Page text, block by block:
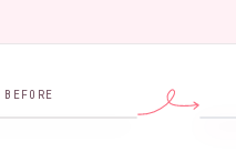
BEFORE